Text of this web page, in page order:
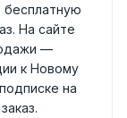
На сайте
—
к Новому
на